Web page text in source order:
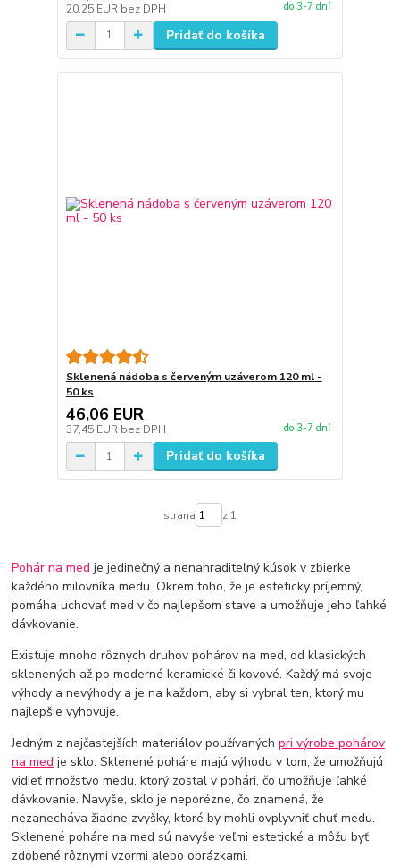
20,25 EUR bez DPH do 3-7 dní
Pridať do košíka
Sklenená nádoba s červeným uzáverom 120 ml -
50 ks
46,06 EUR
37,45 EUR bez DPH do 3-7 dní
Pridať do košíka
strana z 1
Pohár na med je jedinečný a nenahraditeľný kúsok v zbierke
každého milovníka medu. Okrem toho, že je esteticky príjemný,
pomáha uchovať med v čo najlepšom stave a umožňuje jeho ľahké
dávkovanie.
Existuje mnoho rôznych druhov pohárov na med, od klasických
sklenených až po moderné keramické či kovové. Každý má svoje
výhody a nevýhody a je na každom, aby si vybral ten, ktorý mu
najlepšie vyhovuje.
Jedným z najčastejších materiálov používanýchpri výrobe pohárov
na med je sklo. Sklenené poháre majú výhodu v tom, že umožňujú
vidieť množstvo medu, ktorý zostal v pohári, čo umožňuje ľahké
dávkovanie. Navyše, sklo je neporézne, čo znamená, že
nezanecháva žiadne zvyšky, ktoré by mohli ovplyvniť chuť medu.
Sklenené poháre na med sú navyše veľmi estetické a môžu byť
zdobené rôznymi vzormi alebo obrázkami.